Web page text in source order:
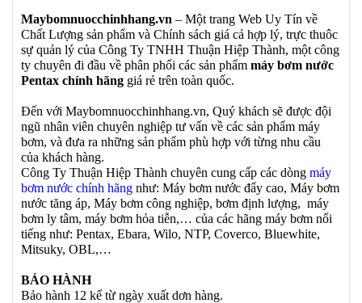
Maybomnuocchinhhang.vn – Một trang Web Uy Tín về
Chất Lượng sản phẩm và Chính sách giá cả hợp lý, trực thuôc
sự quản lý của Công Ty TNHH Thuận Hiệp Thành, một công
ty chuyên đi đầu về phân phối các sản phẩm máy bơm nước
Pentax chính hãng giá rẻ trên toàn quốc.
Đến với Maybomnuocchinhhang.vn, Quý khách sẽ được đội
ngũ nhân viên chuyên nghiệp tư vấn về các sản phẩm máy
bơm, và đưa ra những sản phẩm phù hợp với từng nhu cầu
của khách hàng.
Công Ty Thuận Hiệp Thành chuyên cung cấp các dòng máy
bơm nước chính hãng như: Máy bơm nước đẩy cao, Máy bơm
nước tăng áp, Máy bơm công nghiệp, bơm định lượng, máy
bơm ly tâm, máy bơm hỏa tiễn,… của các hãng máy bơm nổi
tiếng như: Pentax, Ebara, Wilo, NTP, Coverco, Bluewhite,
Mitsuky, OBL,…
BẢO HÀNH
Bảo hành 12 kể từ ngày xuất dơn hàng.